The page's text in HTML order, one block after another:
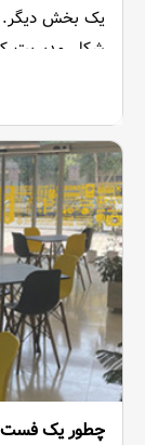
یک بخش دیگر.
شکل مدیریت
چطور یک فست